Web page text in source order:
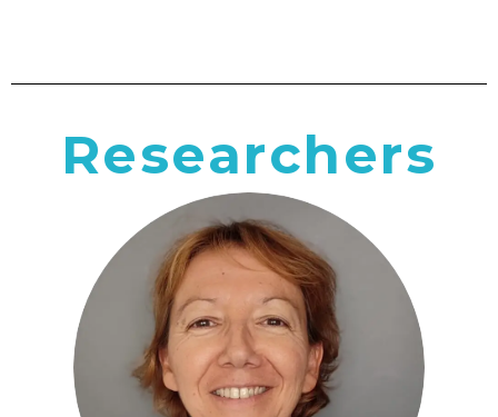
Researchers